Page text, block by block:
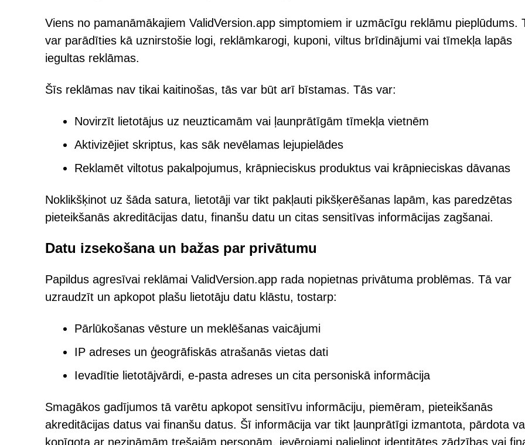
Viens no pamanāmākajiem ValidVersion.app simptomiem ir uzmācīgu reklāmu pieplūdums.
var parādīties kā uznirstošie logi, reklāmkarogi, kuponi, viltus brīdinājumi vai tīmekļa lapās
iegultas reklāmas.
Šīs reklāmas nav tikai kaitinošas, tās var būt arī bīstamas. Tās var:
Novirzīt lietotājus uz neuzticamām vai ļaunprātīgām tīmekļa vietnēm
Aktivizējiet skriptus, kas sāk nevēlamas lejupielādes
Reklamēt viltotus pakalpojumus, krāpnieciskus produktus vai krāpnieciskas dāvanas
Noklikšķinot uz šāda satura, lietotāji var tikt pakļauti pikšķerēšanas lapām, kas paredzētas
pieteikšanās akreditācijas datu, finanšu datu un citas sensitīvas informācijas zagšanai.
Datu izsekošana un bažas par privātumu
Papildus agresīvai reklāmai ValidVersion.app rada nopietnas privātuma problēmas. Tā var
uzraudzīt un apkopot plašu lietotāju datu klāstu, tostarp:
Pārlūkošanas vēsture un meklēšanas vaicājumi
IP adreses un ģeogrāfiskās atrašanās vietas dati
Ievadītie lietotājvārdi, e-pasta adreses un cita personiskā informācija
Smagākos gadījumos tā varētu apkopot sensitīvu informāciju, piemēram, pieteikšanās
akreditācijas datus vai finanšu datus. Šī informācija var tikt ļaunprātīgi izmantota, pārdota
kopīgota ar nezināmām trešajām personām, ievērojami palielinot identitātes zādzības vai